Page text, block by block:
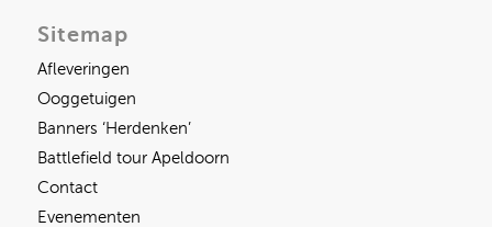
Sitemap
Afleveringen
Ooggetuigen
Banners ‘Herdenken’
Battlefield tour Apeldoorn
Contact
Evenementen